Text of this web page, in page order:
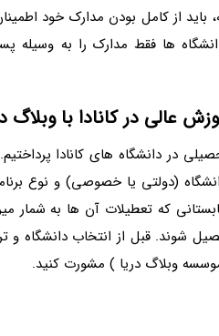
از کامل بودن مدارک خود
ها فقط مدارک را به
عالی در کانادا با وبلاگ
در دانشگاه های کانادا
(دولتی یا خصوصی) و نوع
که تعطیلات آن ها به شمار
شوند. قبل از انتخاب
وبلاگ دریا ) مشورت کنید.